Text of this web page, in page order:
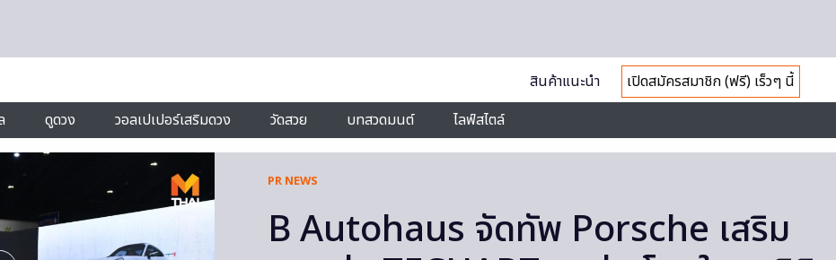
สินค้าแนะนำ
เปิดสมัครสมาชิก (ฟรี) เร็วๆ นี้
ดูดวง วอลเปเปอร์เสริมดวง วัดสวย บทสวดมนต์ ไลฟ์สไตล์
PR NEWS
B Autohaus จัดทัพ Porsche เสริม